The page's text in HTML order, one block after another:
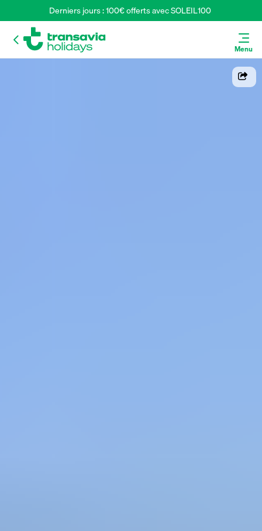
Derniers jours : 100€ offerts avec SOLEIL100
Menu